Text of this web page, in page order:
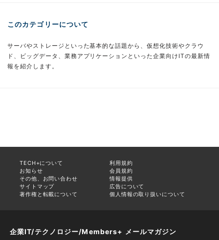
このカテゴリーについて
サーバやストレージといった基本的な話題から、仮想化技術やクラウ
ド、ビッグデータ、業務アプリケーションといった企業向けITの最新情
報を紹介します。
TECH+について
利用規約
お知らせ
会員規約
その他、お問い合わせ
情報提供
サイトマップ
広告について
著作権と転載について
個人情報の取り扱いについて
企業IT/テクノロジー/Members+ メールマガジン